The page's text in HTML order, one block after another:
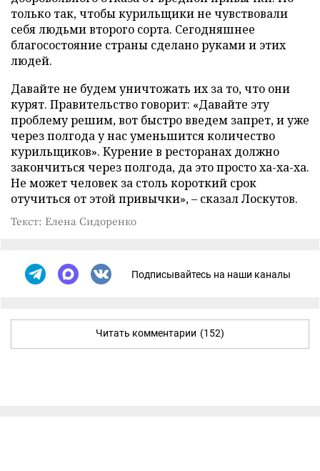
только так, чтобы курильщики не чувствовали
себя людьми второго сорта. Сегодняшнее
благосостояние страны сделано руками и этих
людей.
Давайте не будем уничтожать их за то, что они
курят. Правительство говорит: «Давайте эту
проблему решим, вот быстро введем запрет, и уже
через полгода у нас уменьшится количество
курильщиков». Курение в ресторанах должно
закончиться через полгода, да это просто ха-ха-ха.
Не может человек за столь короткий срок
отучиться от этой привычки»,– сказал Лоскутов.
Текст: Елена Сидоренко
Подписывайтесь на наши каналы
Читать комментарии (152)